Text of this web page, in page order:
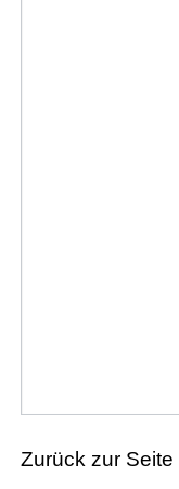
Zurück zur Seite